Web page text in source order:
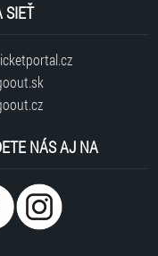
SIEŤ
NÁS AJ NA